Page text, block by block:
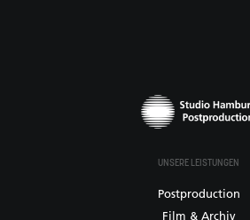
UNSERE LEISTUNGEN
Postproduction
Film & Archiv